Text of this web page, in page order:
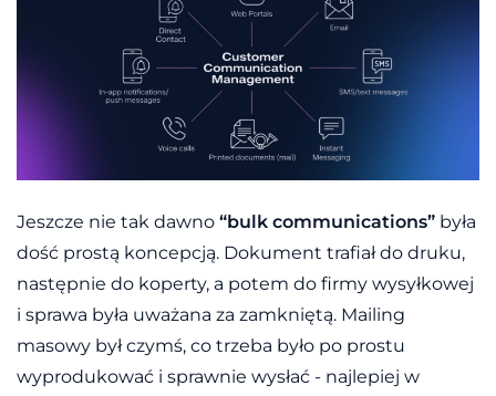
Jeszcze nie tak dawno “bulk communications” była
dość prostą koncepcją. Dokument trafiał do druku,
następnie do koperty, a potem do firmy wysyłkowej
i sprawa była uważana za zamkniętą. Mailing
masowy był czymś, co trzeba było po prostu
wyprodukować i sprawnie wysłać - najlepiej w